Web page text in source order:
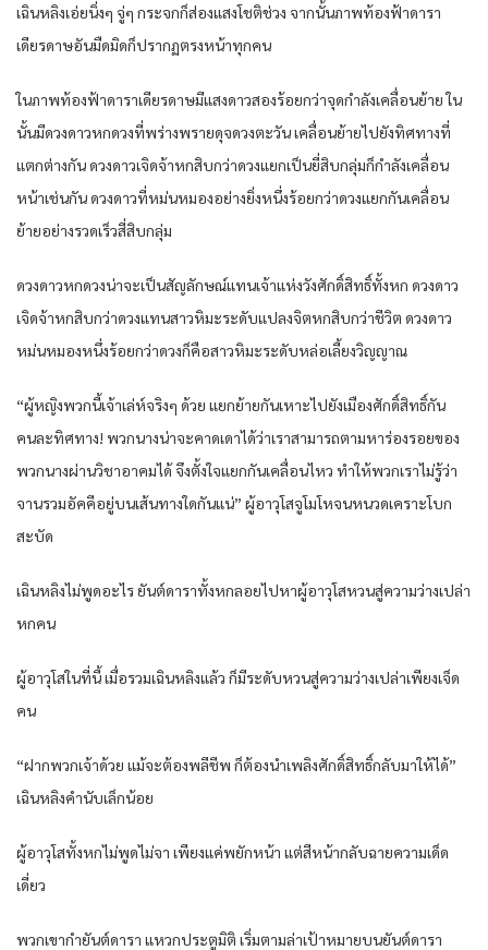
เฉินห​ลิง​เอ่ย​นิ่ง​ๆ จู่ๆ กระจก​ก็​ส่องแสง​โชติช่วง​ จากนั้น​ภาพ​ท้องฟ้า​ดารา​
เดียรดาษ​อัน​มืดมิด​ก็​ปรากฏ​ตรงหน้า​ทุกคน​
ใน​ภาพ​ท้องฟ้า​ดารา​เดียรดาษ​มีแสงดาว​สอง​ร้อย​กว่า​จุด​กำลัง​เคลื่อนย้าย​ ใน​
นั้น​มีดวงดาว​หก​ดวง​ที่​พร่างพราย​ดุจ​ดวงตะวัน​ เคลื่อนย้าย​ไปยัง​ทิศทาง​ที่​
แตก​ต่างกัน​ ดวงดาว​เจิดจ้า​หกสิบ​กว่า​ดวง​แยก​เป็น​ยี่สิบ​กลุ่ม​ก็​กำลัง​เคลื่อน​
หน้า​เช่นกัน​ ดวงดาว​ที่​หม่นหมอง​อย่างยิ่ง​หนึ่งร้อย​กว่า​ดวง​แยกกัน​เคลื่อน
ย้าย​อย่าง​รวดเร็ว​สี่สิบ​กลุ่ม​
ดวงดาว​หก​ดวง​น่าจะเป็น​สัญลักษณ์​แทน​เจ้าแห่ง​วัง​ศักดิ์สิทธิ์​ทั้ง​หก​ ดวงดาว​
เจิดจ้า​หกสิบ​กว่า​ดวง​แทน​สาว​หิมะ​ระดับ​แปลง​จิต​หกสิบ​กว่า​ชีวิต​ ดวงดาว​
หม่นหมอง​หนึ่งร้อย​กว่า​ดวง​ก็​คือ​สาว​หิมะ​ระดับ​หล่อเลี้ยง​วิญญาณ​
“ผู้หญิง​พวก​นี้​เจ้าเล่ห์​จริงๆ​ ด้วย​ แยกย้าย​กัน​เหาะ​ไปยัง​เมือง​ศักดิ์สิทธิ์​กัน​
คนละ​ทิศทาง​! พวก​นาง​น่าจะ​คาดเดา​ได้​ว่า​เรา​สามารถ​ตามหา​ร่องรอย​ของ​
พวก​นาง​ผ่าน​วิชาอาคม​ได้​ จึงตั้งใจ​แยกกัน​เคลื่อนไหว​ ทำให้​พวกเรา​ไม่รู้​ว่า​
จาน​รวม​อัคคี​อยู่​บน​เส้นทาง​ใด​กัน​แน่​” ผู้อาวุโส​จูโมโห​จน​หนวด​เคราะ​โบก
สะบัด​
เฉินห​ลิง​ไม่พูด​อะไร​ ยันต์​ดารา​ทั้ง​หก​ลอย​ไปหา​ผู้อาวุโส​หวน​สู่ความว่างเปล่า​
หก​คน​
ผู้อาวุโส​ในที่นี้​ เมื่อ​รวม​เฉินห​ลิง​แล้ว​ ก็​มีระดับ​หวน​สู่ความว่างเปล่า​เพียง​เจ็ด​
คน​
“ฝาก​พวก​เจ้าด้วย​ แม้จะต้อง​พลีชีพ​ ก็​ต้อง​นำ​เพลิง​ศักดิ์สิทธิ์​กลับมา​ให้ได้​”
เฉินห​ลิง​คำนับ​เล็กน้อย​
ผู้อาวุโส​ทั้ง​หก​ไม่พูดไม่จา​ เพียงแค่​พยักหน้า​ แต่​สีหน้า​กลับ​ฉาย​ความเด็ด
เดี่ยว​
พวกเขา​กำ​ยันต์​ดารา​ แหวก​ประตู​มิติ​ เริ่ม​ตามล่า​เป้าหมาย​บน​ยันต์​ดารา​